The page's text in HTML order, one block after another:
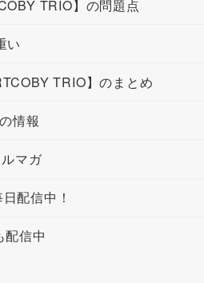
TRIO】の問題点
い
TRIO】のまとめ
情報
マガ
配信中！
信中